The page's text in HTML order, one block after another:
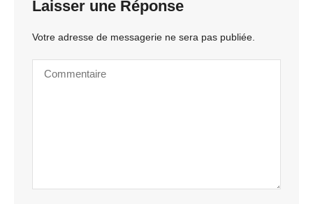
Laisser une Réponse
Votre adresse de messagerie ne sera pas publiée.